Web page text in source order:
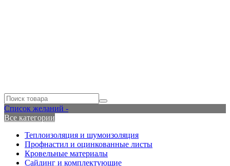
Список желаний -
Все категории
Теплоизоляция и шумоизоляция
Профнастил и оцинкованные листы
Кровельные материалы
Сайдинг и комплектующие